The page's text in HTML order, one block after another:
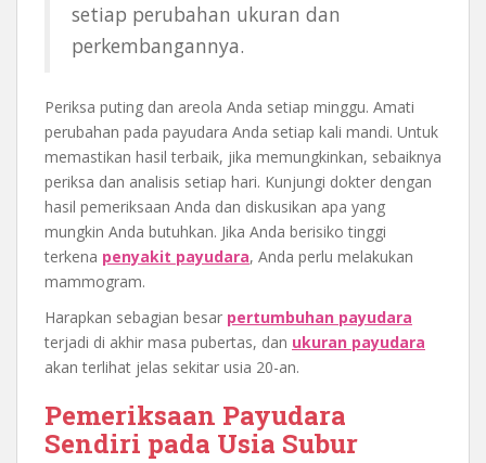
setiap perubahan ukuran dan
perkembangannya.
Periksa puting dan areola Anda setiap minggu. Amati
perubahan pada payudara Anda setiap kali mandi. Untuk
memastikan hasil terbaik, jika memungkinkan, sebaiknya
periksa dan analisis setiap hari. Kunjungi dokter dengan
hasil pemeriksaan Anda dan diskusikan apa yang
mungkin Anda butuhkan. Jika Anda berisiko tinggi
terkena penyakit payudara, Anda perlu melakukan
mammogram.
Harapkan sebagian besar pertumbuhan payudara
terjadi di akhir masa pubertas, dan ukuran payudara
akan terlihat jelas sekitar usia 20-an.
Pemeriksaan Payudara
Sendiri pada Usia Subur